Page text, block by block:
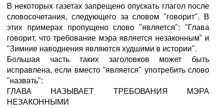
В некоторых газетах запрещено опускать глагол после
словосочетания, следующего за словом "говорит". В
этих примерах пропущено слово "является": "Глава
говорит, что требование мэра является незаконным" и
"Зимние наводнения являются худшими в истории".
Большая часть таких заголовков может быть
исправлена, если вместо "является" употребить слово
"назвать":
ГЛАВА НАЗЫВАЕТ ТРЕБОВАНИЯ МЭРА
НЕЗАКОННЫМИ